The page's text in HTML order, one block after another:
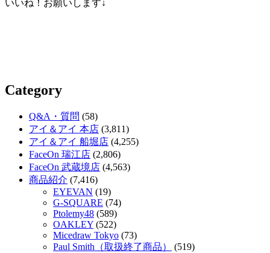
いいね！お願いします↓
Category
Q&A・質問 (58)
アイ＆アイ 本店 (3,811)
アイ＆アイ 船堀店 (4,255)
FaceOn 瑞江店 (2,806)
FaceOn 武蔵境店 (4,563)
商品紹介 (7,416)
EYEVAN (19)
G-SQUARE (74)
Ptolemy48 (589)
OAKLEY (522)
Micedraw Tokyo (73)
Paul Smith（取扱終了商品）
(519)